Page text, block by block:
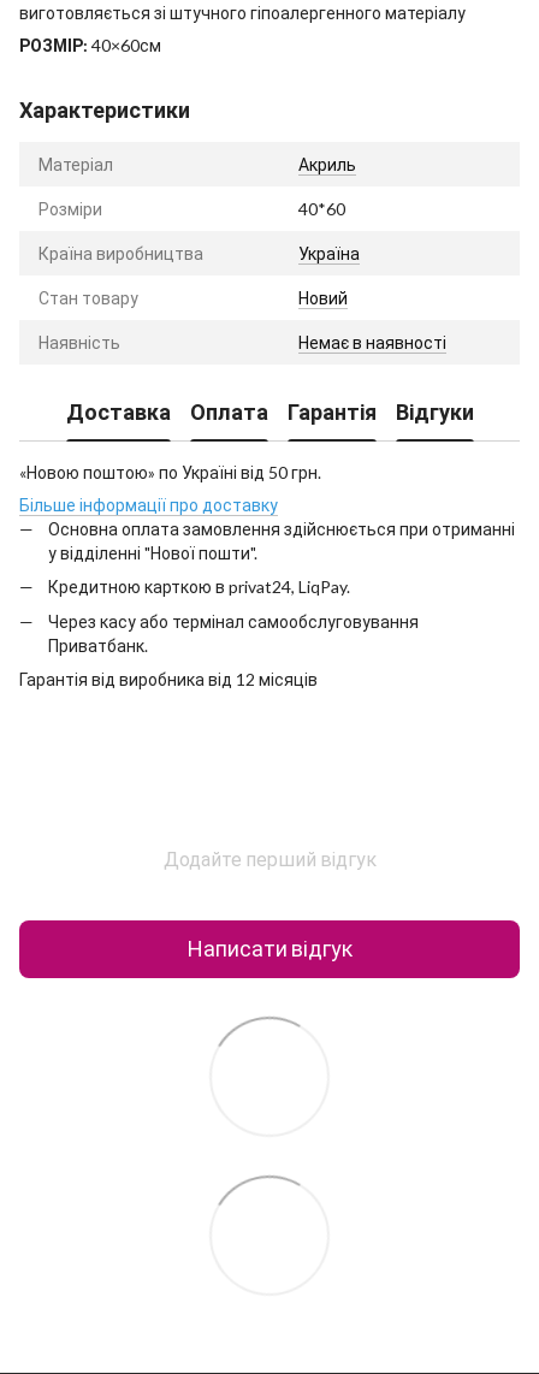
виготовляється зі штучного гіпоалергенного матеріалу
РОЗМІР: 40×60см
Характеристики
Матеріал Акриль
Розміри 40*60
Країна виробництва Україна
Стан товару Новий
Наявність Немає в наявності
Доставка Оплата Гарантія Відгуки
«Новою поштою» по Україні від 50 грн.
Більше інформації про доставку
Основна оплата замовлення здійснюється при отриманні
у відділенні "Нової пошти".
Кредитною карткою в privat24, LiqPay.
Через касу або термінал самообслуговування
Приватбанк.
Гарантія від виробника від 12 місяців
Додайте перший відгук
Написати відгук